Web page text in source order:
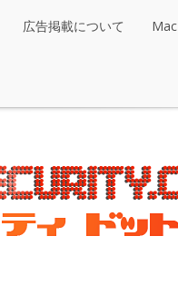
広告掲載について Mac